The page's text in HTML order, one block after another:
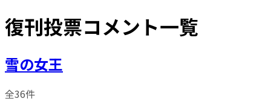
復刊投票コメント一覧
雪の女王
全36件